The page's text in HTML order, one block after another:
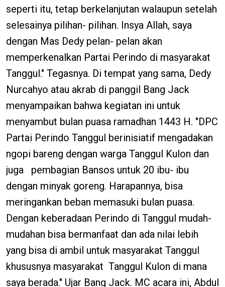
seperti itu, tetap berkelanjutan walaupun setelah
selesainya pilihan- pilihan. Insya Allah, saya
dengan Mas Dedy pelan- pelan akan
memperkenalkan Partai Perindo di masyarakat
Tanggul." Tegasnya. Di tempat yang sama, Dedy
Nurcahyo atau akrab di panggil Bang Jack
menyampaikan bahwa kegiatan ini untuk
menyambut bulan puasa ramadhan 1443 H. "DPC
Partai Perindo Tanggul berinisiatif mengadakan
ngopi bareng dengan warga Tanggul Kulon dan
juga pembagian Bansos untuk 20 ibu- ibu
dengan minyak goreng. Harapannya, bisa
meringankan beban memasuki bulan puasa.
Dengan keberadaan Perindo di Tanggul mudah-
mudahan bisa bermanfaat dan ada nilai lebih
yang bisa di ambil untuk masyarakat Tanggul
khususnya masyarakat Tanggul Kulon di mana
saya berada." Ujar Bang Jack. MC acara ini, Abdul